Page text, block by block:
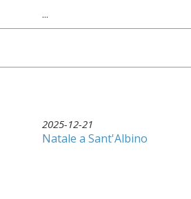
...
2025-12-21
Natale a Sant'Albino